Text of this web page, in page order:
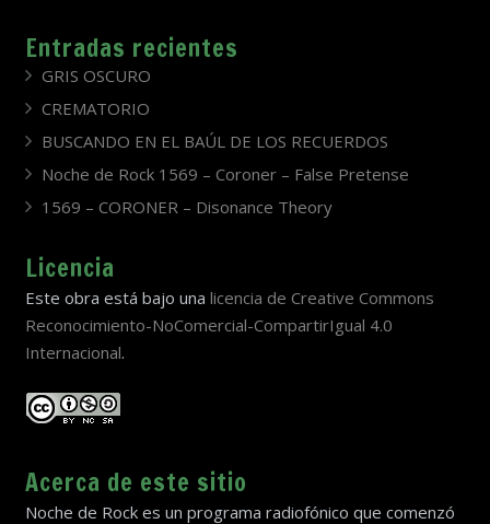
Entradas recientes
GRIS OSCURO
CREMATORIO
BUSCANDO EN EL BAÚL DE LOS RECUERDOS
Noche de Rock 1569 – Coroner – False Pretense
1569 – CORONER – Disonance Theory
Licencia
Este obra está bajo una licencia de Creative Commons
Reconocimiento-NoComercial-CompartirIgual 4.0
Internacional.
Acerca de este sitio
Noche de Rock es un programa radiofónico que comenzó